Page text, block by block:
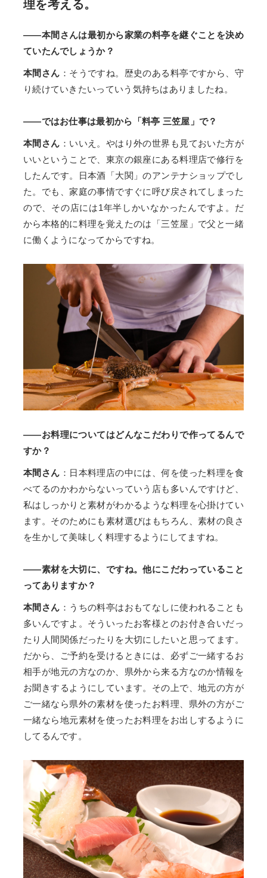
理を考える。
——本間さんは最初から家業の料亭を継ぐことを決め
ていたんでしょうか？
本間さん ：そうですね。歴史のある料亭ですから、守
り続けていきたいっていう気持ちはありましたね。
——ではお仕事は最初から「料亭 三笠屋」で？
本間さん ：いいえ。やはり外の世界も見ておいた方が
いいということで、東京の銀座にある料理店で修行を
したんです。日本酒「大関」のアンテナショップでし
た。でも、家庭の事情ですぐに呼び戻されてしまった
ので、その店には1年半しかいなかったんですよ。だ
から本格的に料理を覚えたのは「三笠屋」で父と一緒
に働くようになってからですね。
——お料理についてはどんなこだわりで作ってるんで
すか？
本間さん ：日本料理店の中には、何を使った料理を食
べてるのかわからないっていう店も多いんですけど、
私はしっかりと素材がわかるような料理を心掛けてい
ます。そのためにも素材選びはもちろん、素材の良さ
を生かして美味しく料理するようにしてますね。
——素材を大切に、ですね。他にこだわっていること
ってありますか？
本間さん ：うちの料亭はおもてなしに使われることも
多いんですよ。そういったお客様とのお付き合いだっ
たり人間関係だったりを大切にしたいと思ってます。
だから、ご予約を受けるときには、必ずご一緒するお
相手が地元の方なのか、県外から来る方なのか情報を
お聞きするようにしています。その上で、地元の方が
ご一緒なら県外の素材を使ったお料理、県外の方がご
一緒なら地元素材を使ったお料理をお出しするように
してるんです。